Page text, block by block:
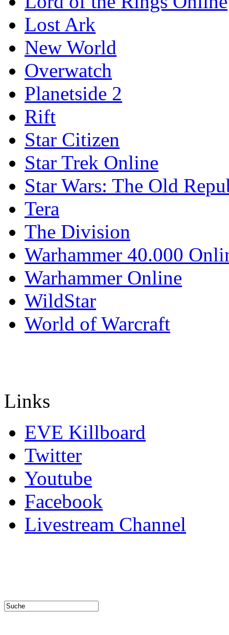
Lost Ark
New World
Overwatch
Planetside 2
Rift
Star Citizen
Star Trek Online
Star Wars: The Old
Tera
The Division
Warhammer 40.000
Warhammer Online
WildStar
World of Warcraft
Links
EVE Killboard
Twitter
Youtube
Facebook
Livestream Channel